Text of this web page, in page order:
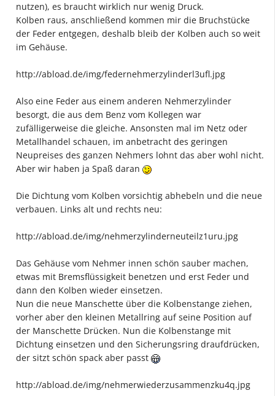
nutzen), es braucht wirklich nur wenig Druck.
Kolben raus, anschließend kommen mir die Bruchstücke
der Feder entgegen, deshalb bleib der Kolben auch so weit
im Gehäuse.
http://abload.de/img/federnehmerzylinderl3ufl.jpg
Also eine Feder aus einem anderen Nehmerzylinder
besorgt, die aus dem Benz vom Kollegen war
zufälligerweise die gleiche. Ansonsten mal im Netz oder
Metallhandel schauen, im anbetracht des geringen
Neupreises des ganzen Nehmers lohnt das aber wohl nicht.
Aber wir haben ja Spaß daran
Die Dichtung vom Kolben vorsichtig abhebeln und die neue
verbauen. Links alt und rechts neu:
http://abload.de/img/nehmerzylinderneuteilz1uru.jpg
Das Gehäuse vom Nehmer innen schön sauber machen,
etwas mit Bremsflüssigkeit benetzen und erst Feder und
dann den Kolben wieder einsetzen.
Nun die neue Manschette über die Kolbenstange ziehen,
vorher aber den kleinen Metallring auf seine Position auf
der Manschette Drücken. Nun die Kolbenstange mit
Dichtung einsetzen und den Sicherungsring draufdrücken,
der sitzt schön spack aber passt
http://abload.de/img/nehmerwiederzusammenzku4q.jpg